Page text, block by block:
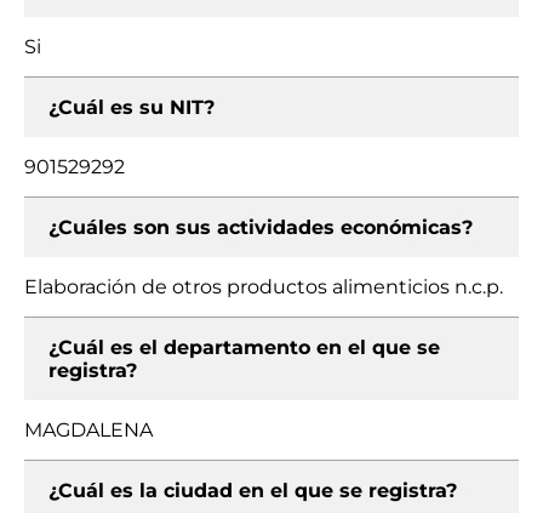
Si
¿Cuál es su NIT?
901529292
¿Cuáles son sus actividades económicas?
Elaboración de otros productos alimenticios n.c.p.
¿Cuál es el departamento en el que se
registra?
MAGDALENA
¿Cuál es la ciudad en el que se registra?